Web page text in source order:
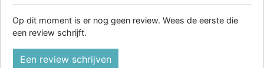
Op dit moment is er nog geen review. Wees de eerste die
een review schrijft.
Een review schrijven